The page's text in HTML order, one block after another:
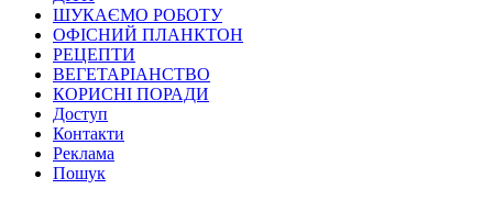
ШУКАЄМО РОБОТУ
ОФІСНИЙ ПЛАНКТОН
РЕЦЕПТИ
ВЕГЕТАРІАНСТВО
КОРИСНІ ПОРАДИ
Доступ
Контакти
Реклама
Пошук